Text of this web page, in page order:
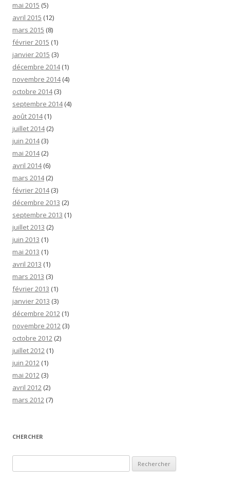
mai 2015 (5)
avril 2015 (12)
mars 2015 (8)
février 2015 (1)
janvier 2015 (3)
décembre 2014(1)
novembre 2014(4)
octobre 2014(3)
septembre 2014(4)
août 2014(1)
juillet 2014(2)
juin 2014(3)
mai 2014(2)
avril 2014(6)
mars 2014(2)
février 2014(3)
décembre 2013 (2)
septembre 2013 (1)
juillet 2013 (2)
juin 2013 (1)
mai 2013 (1)
avril 2013 (1)
mars 2013 (3)
février 2013 (1)
janvier 2013 (3)
décembre 2012 (1)
novembre 2012 (3)
octobre 2012 (2)
juillet 2012 (1)
juin 2012 (1)
mai 2012 (3)
avril 2012 (2)
mars 2012 (7)
CHERCHER